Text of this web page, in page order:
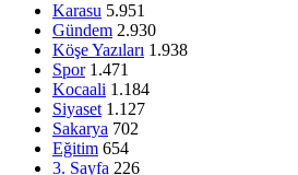
Karasu 5.951
Gündem 2.930
Köşe Yazıları 1.938
Spor 1.471
Kocaali 1.184
Siyaset 1.127
Sakarya 702
Eğitim 654
3. Sayfa 226